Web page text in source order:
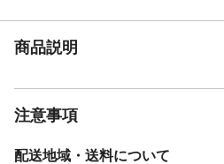
商品説明
注意事項
配送地域・送料について